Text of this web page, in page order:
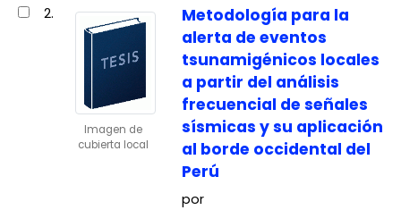
2.
Imagen de
cubierta local
Metodología para la
alerta de eventos
tsunamigénicos locales
a partir del análisis
frecuencial de señales
sísmicas y su aplicación
al borde occidental del
Perú
por